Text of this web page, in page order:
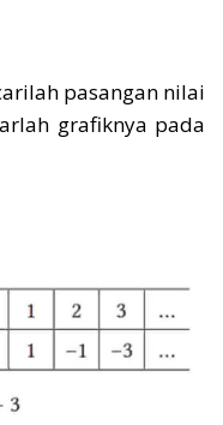
pasangan nilai
grafiknya pada